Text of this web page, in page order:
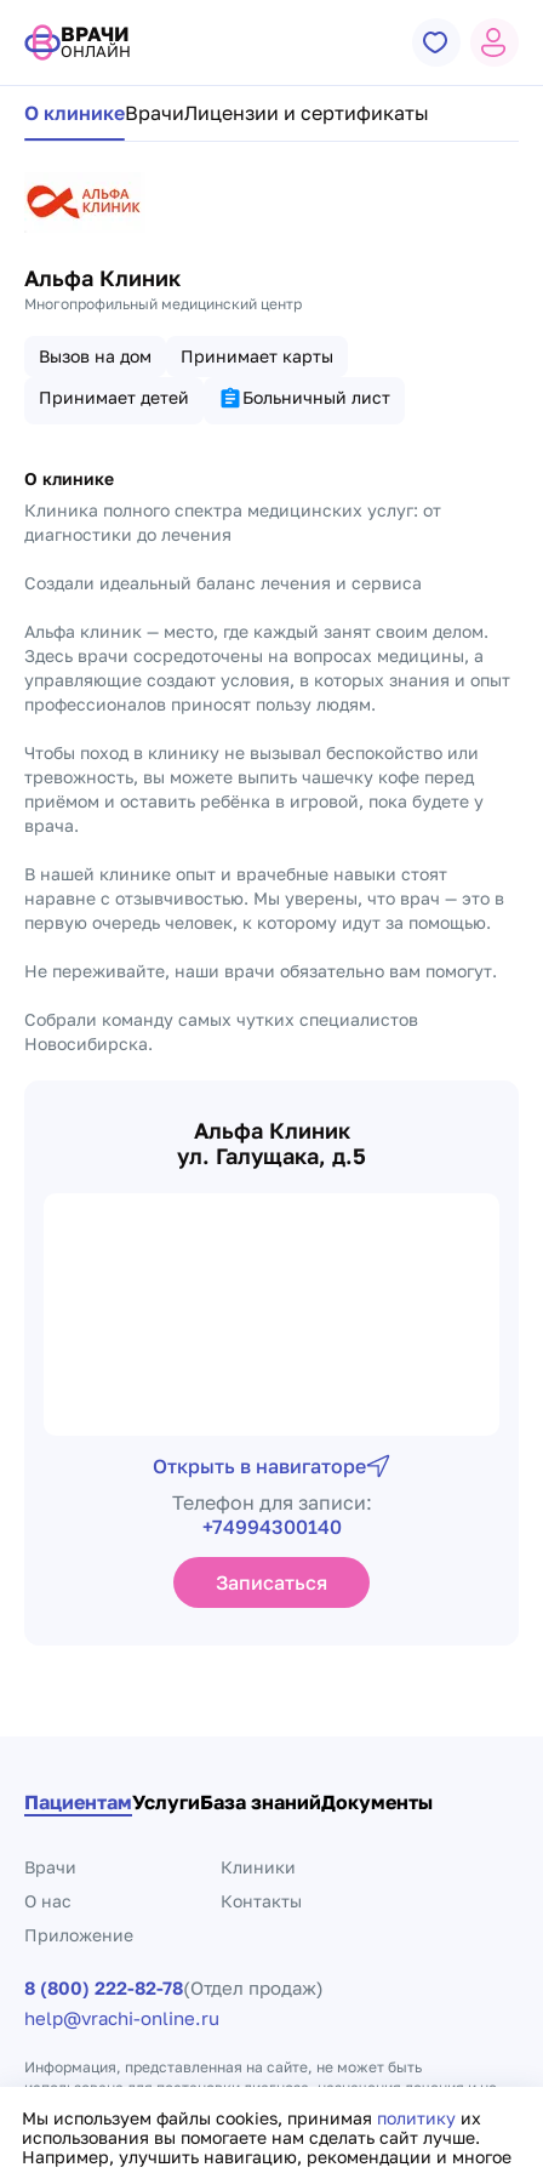
ВРАЧИ
ОНЛАЙН
Навигация по странице клиники
О клиникеВрачиЛицензии и сертификаты
Альфа Клиник
Многопрофильный медицинский центр
Вызов на дом
Принимает карты
Принимает детей
Больничный лист
О клинике
Клиника полного спектра медицинских услуг: от
диагностики до лечения
Создали идеальный баланс лечения и сервиса
Альфа клиник — место, где каждый занят своим делом.
Здесь врачи сосредоточены на вопросах медицины, а
управляющие создают условия, в которых знания и опыт
профессионалов приносят пользу людям.
Чтобы поход в клинику не вызывал беспокойство или
тревожность, вы можете выпить чашечку кофе перед
приёмом и оставить ребёнка в игровой, пока будете у
врача.
В нашей клинике опыт и врачебные навыки стоят
наравне с отзывчивостью. Мы уверены, что врач — это в
первую очередь человек, к которому идут за помощью.
Не переживайте, наши врачи обязательно вам помогут.
Собрали команду самых чутких специалистов
Новосибирска.
Альфа Клиник
ул. Галущака, д.5
Открыть в навигаторе
Телефон для записи:
+74994300140
Записаться
Мы используем файлы cookies, принимая политику их
использования вы помогаете нам сделать сайт лучше.
Например, улучшить навигацию, рекомендации и многое
ПациентамУслугиБаза знанийДокументы
Врачи
Клиники
О нас
Контакты
Приложение
8 (800) 222-82-78(Отдел продаж)
help@vrachi-online.ru
Информация, представленная на сайте, не может быть
использована для постановки диагноза, назначения лечения и не
заменяет прием врача.
Политика конфиденциальности Договор оферты